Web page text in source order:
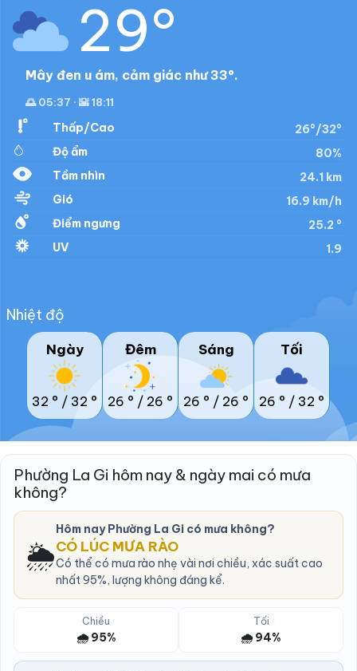
29°
Mây đen u ám, cảm giác như 33°.
🌅 05:37 · 🌇 18:11
Thấp/Cao
26°/32°
Độ ẩm
80%
Tầm nhìn
24.1 km
Gió
16.9 km/h
Điểm ngưng
25.2 °
UV
1.9
Nhiệt độ
Ngày
32 ° / 32 °
Đêm
26 ° / 26 °
Sáng
26 ° / 26 °
Tối
26 ° / 32 °
Phường La Gi hôm nay & ngày mai có mưa
không?
🌦️
Hôm nay Phường La Gi có mưa không?
CÓ LÚC MƯA RÀO
Có thể có mưa rào nhẹ vài nơi chiều, xác suất cao
nhất 95%, lượng không đáng kể.
Chiều
🌧️ 95%
Tối
🌧️ 94%